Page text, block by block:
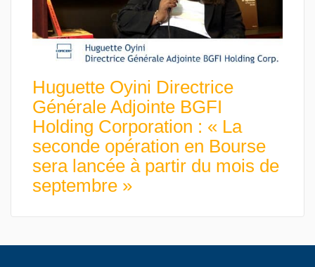
Huguette Oyini Directrice
Générale Adjointe BGFI
Holding Corporation : « La
seconde opération en Bourse
sera lancée à partir du mois de
septembre »